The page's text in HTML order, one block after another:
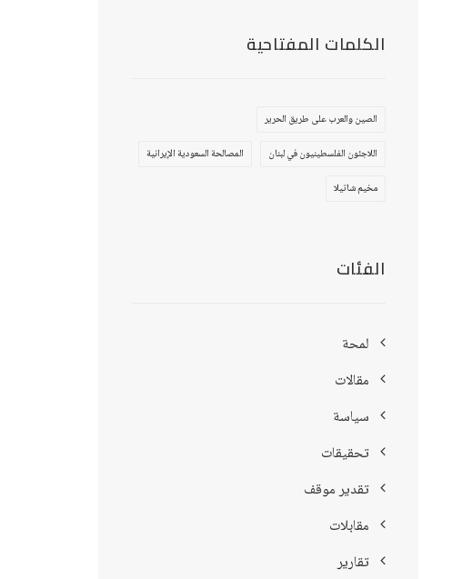
الكلمات المفتاحية
الصين والعرب على طريق الحرير
اللاجئون الفلسطينيون في لبنان
المصالحة السعودية الإيرانية
مخيم شاتيلا
الفئات
لمحة
مقالات
سياسة
تحقيقات
تقدير موقف
مقابلات
تقارير